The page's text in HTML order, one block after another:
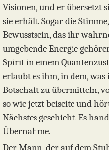
Visionen, und er übersetzt
sie erhält. Sogar die
Bewusstsein, das ihr
umgebende Energie
Spirit in einem
erlaubt es ihm, in dem,
Botschaft zu übermitteln,
so wie jetzt beiseite und
Nächstes geschieht. Es
Übernahme.
Der Mann, der auf dem